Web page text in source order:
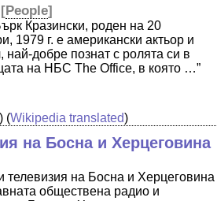
[People]
Кразински, роден на 20
1979 г. е американски актьор и
най-добре познат с ролята си в
на НБС The Office, в която …”
) (Wikipedia translated)
на Босна и Херцеговина
телевизия на Босна и Херцеговина
обществена радио и